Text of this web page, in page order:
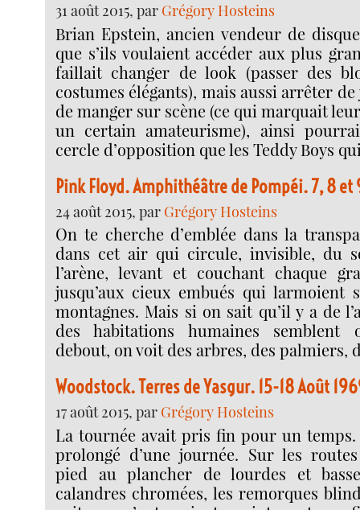
31 août 2015, par Grégory Hosteins
Brian Epstein, ancien vendeur de
que s’ils voulaient accéder aux plus
faillait changer de look (passer des
costumes élégants), mais aussi arrêter
de manger sur scène (ce qui marquait
un certain amateurisme), ainsi
cercle d’opposition que les Teddy Boys
Pink Floyd. Amphithéâtre de Pompéi. 7, 8 et
24 août 2015, par Grégory Hosteins
On te cherche d’emblée dans la
dans cet air qui circule, invisible, du
l’arène, levant et couchant chaque
jusqu’aux cieux embués qui larmoient
montagnes. Mais si on sait qu’il y a de
des habitations humaines semblent
debout, on voit des arbres, des palmiers,
Woodstock. Terres de Yasgur. 15-18 Août
17 août 2015, par Grégory Hosteins
La tournée avait pris fin pour un
prolongé d’une journée. Sur les
pied au plancher de lourdes et
calandres chromées, les remorques